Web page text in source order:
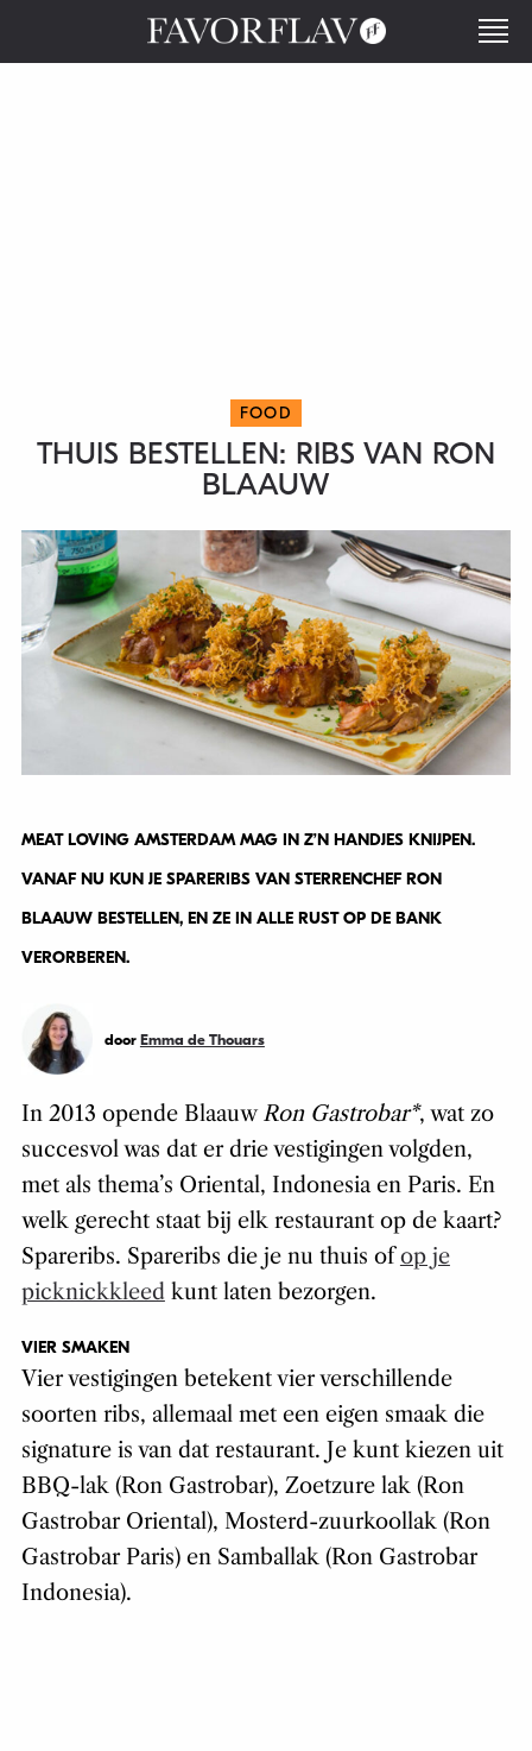
FOOD
THUIS BESTELLEN: RIBS VAN RON
BLAAUW
MEAT LOVING AMSTERDAM MAG IN Z’N HANDJES KNIJPEN.
VANAF NU KUN JE SPARERIBS VAN STERRENCHEF RON
BLAAUW BESTELLEN, EN ZE IN ALLE RUST OP DE BANK
VERORBEREN.
door Emma de Thouars
In 2013 opende BlaauwRon Gastrobar*, wat zo
succesvol was dat er drie vestigingen volgden,
met als thema’s Oriental, Indonesia en Paris. En
welk gerecht staat bij elk restaurant op de kaart?
Spareribs. Spareribs die je nu thuis ofop je
picknickkleed kunt laten bezorgen.
VIER SMAKEN
Vier vestigingen betekent vier verschillende
soorten ribs, allemaal met een eigen smaak die
signature is van dat restaurant. Je kunt kiezen uit
BBQ-lak (Ron Gastrobar), Zoetzure lak (Ron
Gastrobar Oriental), Mosterd-zuurkoollak (Ron
Gastrobar Paris) en Samballak (Ron Gastrobar
Indonesia).